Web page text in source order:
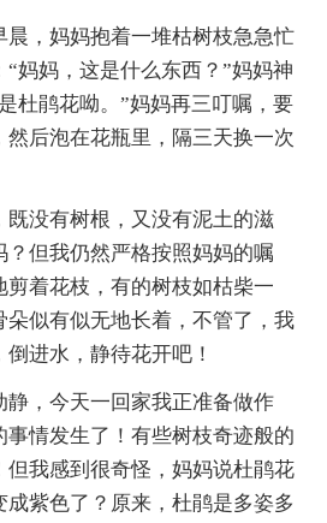
晨，妈妈抱着一堆枯树枝急急忙
妈妈，这是什么东西？”妈妈神
杜鹃花呦。”妈妈再三叮嘱，要
然后泡在花瓶里，隔三天换一次
既没有树根，又没有泥土的滋
？但我仍然严格按照妈妈的嘱
着花枝，有的树枝如枯柴一
朵似有似无地长着，不管了，我
进水，静待花开吧！
静，今天一回家我正准备做作
事情发生了！有些树枝奇迹般的
但我感到很奇怪，妈妈说杜鹃花
紫色了？原来，杜鹃是多姿多